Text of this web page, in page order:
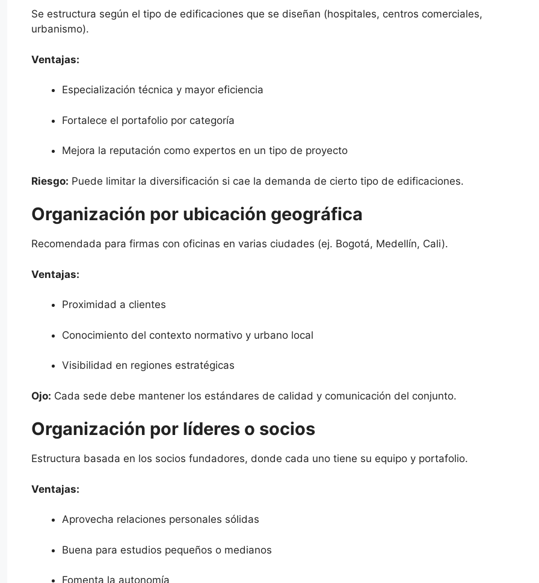
Se estructura según el tipo de edificaciones que se diseñan (hospitales, centros comerciales,
urbanismo).
Ventajas:
Especialización técnica y mayor eficiencia
Fortalece el portafolio por categoría
Mejora la reputación como expertos en un tipo de proyecto
Riesgo: Puede limitar la diversificación si cae la demanda de cierto tipo de edificaciones.
Organización por ubicación geográfica
Recomendada para firmas con oficinas en varias ciudades (ej. Bogotá, Medellín, Cali).
Ventajas:
Proximidad a clientes
Conocimiento del contexto normativo y urbano local
Visibilidad en regiones estratégicas
Ojo: Cada sede debe mantener los estándares de calidad y comunicación del conjunto.
Organización por líderes o socios
Estructura basada en los socios fundadores, donde cada uno tiene su equipo y portafolio.
Ventajas:
Aprovecha relaciones personales sólidas
Buena para estudios pequeños o medianos
Fomenta la autonomía